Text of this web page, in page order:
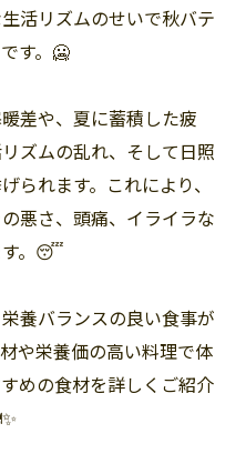
活リズムのせいで秋バテ
す。🥶
差や、夏に蓄積した疲
ズムの乱れ、そして日照
られます。これにより、
悪さ、頭痛、イライラな
す。😴
養バランスの良い食事が
や栄養価の高い料理で体
めの食材を詳しくご紹介